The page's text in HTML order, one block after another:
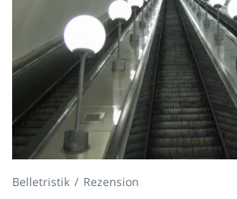
Belletristik Rezension